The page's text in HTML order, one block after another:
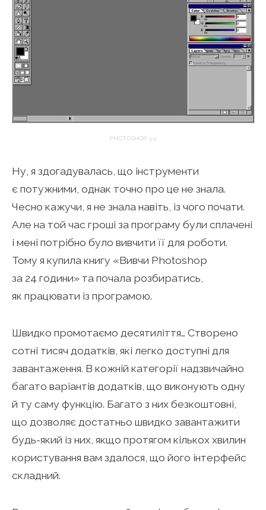
PHOTOSHOP 5.5
Ну, я здогадувалась, що інструменти
є потужними, однак точно про це не знала.
Чесно кажучи, я не знала навіть, із чого почати.
Але на той час гроші за програму були сплачені
і мені потрібно було вивчити її для роботи.
Тому я купила книгу «Вивчи Photoshop
за 24 години» та почала розбиратись,
як працювати із програмою.
Швидко промотаємо десятиліття… Створено
сотні тисяч додатків, які легко доступні для
завантаження. В кожній категорії надзвичайно
багато варіантів додатків, що виконують одну
й ту саму функцію. Багато з них безкоштовні,
що дозволяє достатньо швидко завантажити
будь-який із них, якщо протягом кількох хвилин
користування вам здалося, що його інтерфейс
складний.